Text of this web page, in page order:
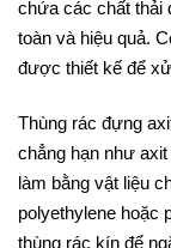
chứa các chất thải
toàn và hiệu quả.
được thiết kế để
Thùng rác đựng
chẳng hạn như
làm bằng vật liệu
polyethylene hoặc
thùng rác kín để